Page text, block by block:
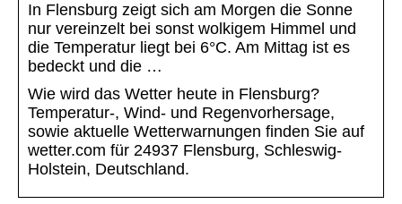
In Flensburg zeigt sich am Morgen die Sonne
nur vereinzelt bei sonst wolkigem Himmel und
die Temperatur liegt bei 6°C. Am Mittag ist es
bedeckt und die …
Wie wird das Wetter heute in Flensburg?
Temperatur-, Wind- und Regenvorhersage,
sowie aktuelle Wetterwarnungen finden Sie auf
wetter.com für 24937 Flensburg, Schleswig-
Holstein, Deutschland.